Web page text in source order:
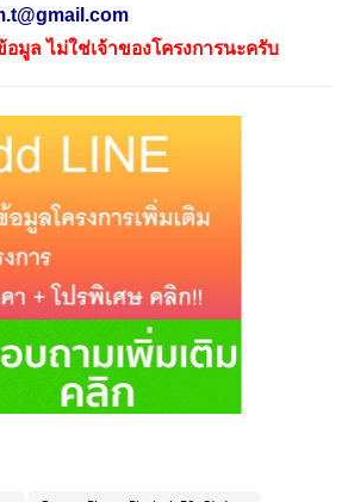
อมูล ไม่ใช่เจ้าของโครงการนะครับ